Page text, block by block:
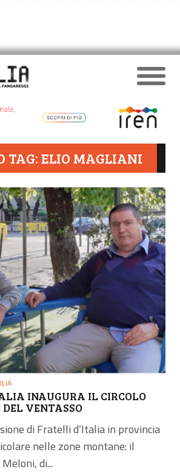
TAG: ELIO MAGLIANI
INAUGURA IL CIRCOLO
VENTASSO
di Fratelli d’Italia in provincia
nelle zone montane: il
di...